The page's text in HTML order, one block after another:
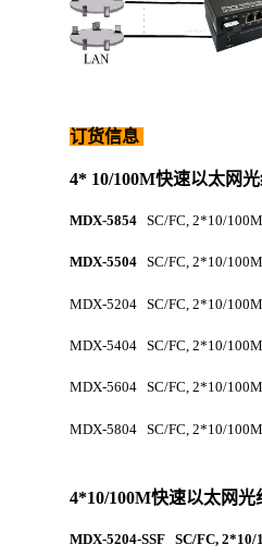
订货信息
4* 10/100M快速以太网
MDX-5854 SC/FC, 2*10/
MDX-5504 SC/FC, 2*10/
MDX-5204 SC/FC, 2*10/
MDX-5404 SC/FC, 2*10/
MDX-5604 SC/FC, 2*10/
MDX-5804 SC/FC, 2*10/
4*10/100M快速以太网
MDX-5204-SSF SC/FC,